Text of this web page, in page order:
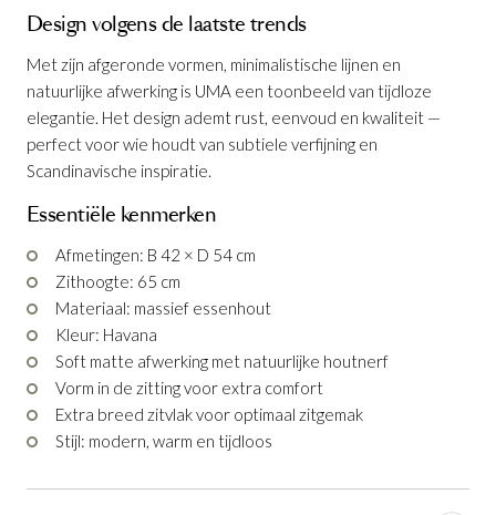
Design volgens de laatste trends
Met zijn afgeronde vormen, minimalistische lijnen en
natuurlijke afwerking is UMA een toonbeeld van tijdloze
elegantie. Het design ademt rust, eenvoud en kwaliteit —
perfect voor wie houdt van subtiele verfijning en
Scandinavische inspiratie.
Essentiële kenmerken
Afmetingen: B 42 × D 54 cm
Zithoogte: 65 cm
Materiaal: massief essenhout
Kleur: Havana
Soft matte afwerking met natuurlijke houtnerf
Vorm in de zitting voor extra comfort
Extra breed zitvlak voor optimaal zitgemak
Stijl: modern, warm en tijdloos
€ 318,00 incl. BTW
GA NAAR WINKELMANDJE
OF VERDER WINKELEN